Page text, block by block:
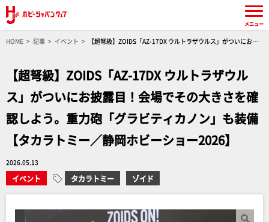
HOME 記事 イベント
【超弩級】ZOIDS「AZ-17DX ウルトラザウルス」がついにお披
【超弩級】ZOIDS「AZ-17DX ウルトラザウル
ス」がついにお披露目！会場でその大きさを確
認しよう。重力砲「グラビティカノン」も装備
【タカラトミー／静岡ホビーショー2026】
2026.05.13
イベント タカラトミー ゾイド
メニュー